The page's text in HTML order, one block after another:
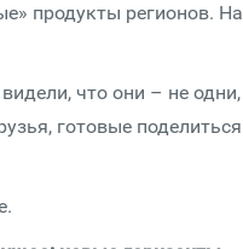
продукты регионов. На
что они – не одни,
готовые поделиться